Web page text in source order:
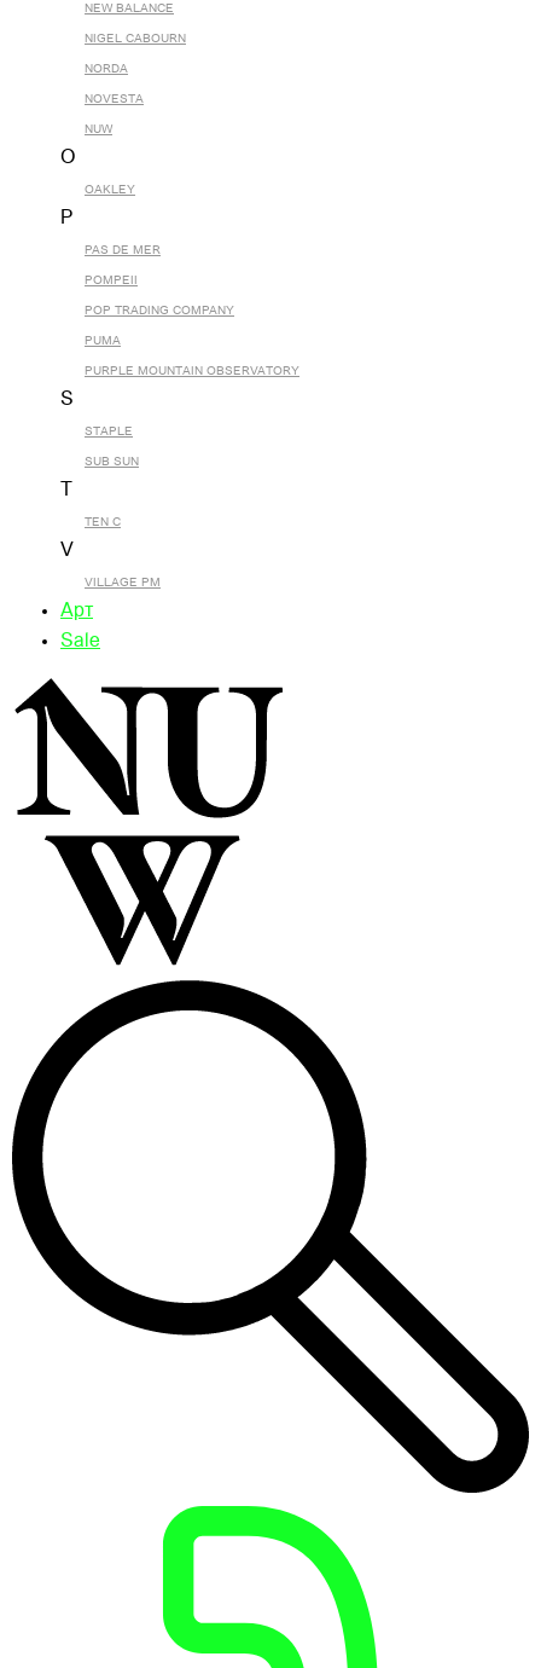
NEW BALANCE
NIGEL CABOURN
NORDA
NOVESTA
NUW
O
OAKLEY
P
PAS DE MER
POMPEII
POP TRADING COMPANY
PUMA
PURPLE MOUNTAIN OBSERVATORY
S
STAPLE
SUB SUN
TEN C
V
VILLAGE PM
Арт
Sale